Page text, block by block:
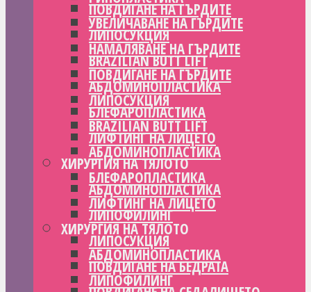
ПОВДИГАНЕ НА ГЪРДИТЕ
ЛИПОСУКЦИЯ
BRAZILIAN BUTT LIFT
АБДОМИНОПЛАСТИКА
БЛЕФАРОПЛАСТИКА
ЛИФТИНГ НА ЛИЦЕТО
ХИРУРГИЯ НА ТЯЛОТО
АБДОМИНОПЛАСТИКА
ЛИПОФИЛИНГ
ЛИПОСУКЦИЯ
ПОВДИГАНЕ НА БЕДРАТА
УВЕЛИЧАВАНЕ НА ГЪРДИТЕ
НАМАЛЯВАНЕ НА ГЪРДИТЕ
ПОВДИГАНЕ НА ГЪРДИТЕ
ЛИПОСУКЦИЯ
BRAZILIAN BUTT LIFT
АБДОМИНОПЛАСТИКА
БЛЕФАРОПЛАСТИКА
ЛИФТИНГ НА ЛИЦЕТО
ХИРУРГИЯ НА ТЯЛОТО
АБДОМИНОПЛАСТИКА
ЛИПОФИЛИНГ